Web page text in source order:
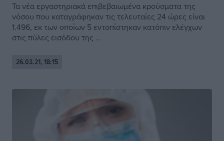
Τα νέα εργαστηριακά επιβεβαιωμένα κρούσματα της
νόσου που καταγράφηκαν τις τελευταίες 24 ώρες είναι
1.496, εκ των οποίων 5 εντοπίστηκαν κατόπιν ελέγχων
στις πύλες εισόδου της ...
26.03.21, 18:15